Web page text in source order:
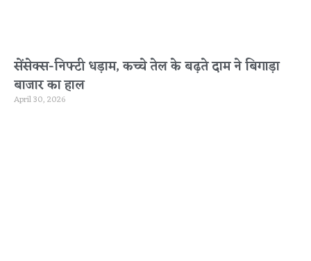
सेंसेक्स-निफ्टी धड़ाम, कच्चे तेल के बढ़ते दाम ने बिगाड़ा
बाजार का हाल
April 30, 2026